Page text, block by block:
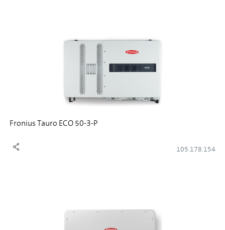
Fronius Tauro ECO 50-3-P
105.178.154